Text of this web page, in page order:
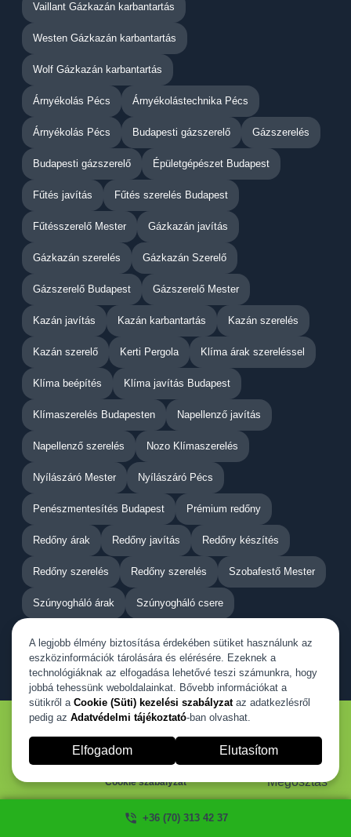
+36 (70) 313 42 37
Vaillant Gázkazán karbantartás
Westen Gázkazán karbantartás
Wolf Gázkazán karbantartás
Árnyékolás Pécs Árnyékolástechnika Pécs
Árnyékolás Pécs Budapesti gázszerelő Gázszerelés
Budapesti gázszerelő Épületgépészet Budapest
Fűtés javítás Fűtés szerelés Budapest
Fűtésszerelő Mester Gázkazán javítás
Gázkazán szerelés Gázkazán Szerelő
Gázszerelő Budapest Gázszerelő Mester
Kazán javítás Kazán karbantartás Kazán szerelés
Kazán szerelő Kerti Pergola Klíma árak szereléssel
Klíma beépítés Klíma javítás Budapest
Klímaszerelés Budapesten Napellenző javítás
Napellenző szerelés Nozo Klímaszerelés
Nyílászáró Mester Nyílászáró Pécs
Penészmentesítés Budapest Prémium redőny
Redőny árak Redőny javítás Redőny készítés
Redőny szerelés Redőny szerelés Szobafestő Mester
Szúnyogháló árak Szúnyogháló csere
Tisztasági festés
Fekete Sándor
Cookie szabályzat Megosztás
A legjobb élmény biztosítása érdekében sütiket használunk az
eszközinformációk tárolására és elérésére. Ezeknek a
technológiáknak az elfogadása lehetővé teszi számunkra, hogy
jobbá tehessünk weboldalainkat. Bővebb információkat a
sütikről a Cookie (Süti) kezelési szabályzataz adatkezlésről
pedig az Adatvédelmi tájékoztató-ban olvashat.
Elfogadom Elutasítom